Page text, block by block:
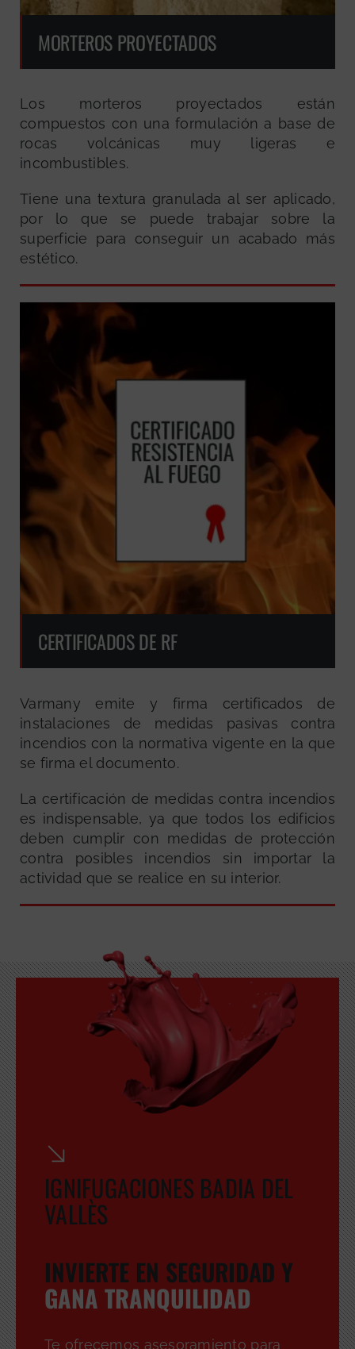
MORTEROS PROYECTADOS
Los morteros proyectados están
compuestos con una formulación a base de
rocas volcánicas muy ligeras e
incombustibles.
Tiene una textura granulada al ser aplicado,
por lo que se puede trabajar sobre la
superficie para conseguir un acabado más
estético.
CERTIFICADOS DE RF
Varmany emite y firma certificados de
instalaciones de medidas pasivas contra
incendios con la normativa vigente en la que
se firma el documento.
La certificación de medidas contra incendios
es indispensable, ya que todos los edificios
deben cumplir con medidas de protección
contra posibles incendios sin importar la
actividad que se realice en su interior.
IGNIFUGACIONES BADIA DEL
VALLÈS
INVIERTE EN SEGURIDAD Y
GANA TRANQUILIDAD
Te ofrecemos asesoramiento para
GRATUITA